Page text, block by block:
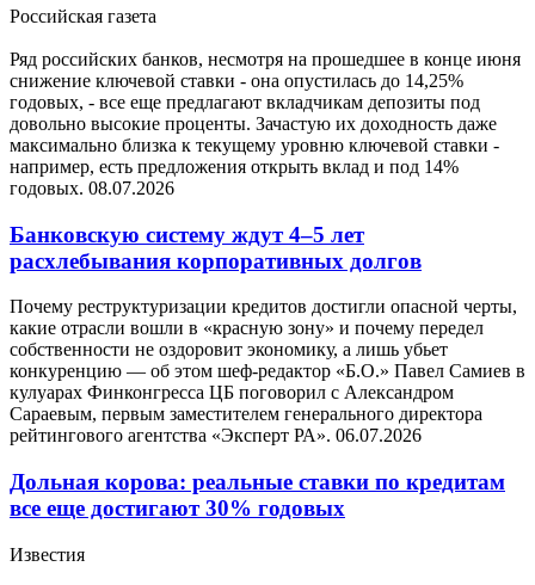
Российская газета
Ряд российских банков, несмотря на прошедшее в конце июня
снижение ключевой ставки - она опустилась до 14,25%
годовых, - все еще предлагают вкладчикам депозиты под
довольно высокие проценты. Зачастую их доходность даже
максимально близка к текущему уровню ключевой ставки -
например, есть предложения открыть вклад и под 14%
годовых. 08.07.2026
Банковскую систему ждут 4–5 лет
расхлебывания корпоративных долгов
Почему реструктуризации кредитов достигли опасной черты,
какие отрасли вошли в «красную зону» и почему передел
собственности не оздоровит экономику, а лишь убьет
конкуренцию — об этом шеф-редактор «Б.О.» Павел Самиев в
кулуарах Финконгресса ЦБ поговорил с Александром
Сараевым, первым заместителем генерального директора
рейтингового агентства «Эксперт РА». 06.07.2026
Дольная корова: реальные ставки по кредитам
все еще достигают 30% годовых
Известия